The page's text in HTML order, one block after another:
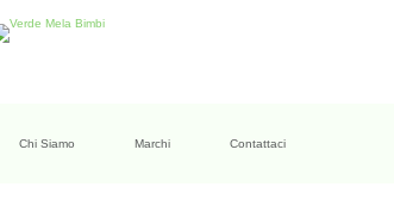
Chi Siamo Marchi Contattaci